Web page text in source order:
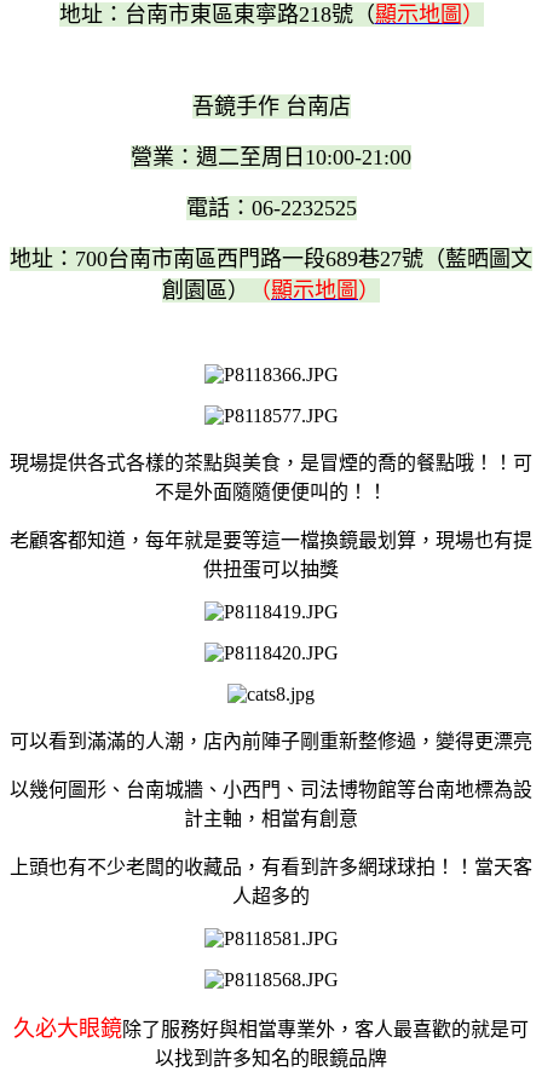
地址：台南市東區東寧路218號（顯示地圖 ）
吾鏡手作 台南店
營業：週二至周日10:00-21:00
電話：06-2232525
地址：700台南市南區西門路一段689巷27號（藍晒圖文
創園區）
（顯示地圖 ）
現場提供各式各樣的茶點與美食，是冒煙的喬的餐點哦！！可
不是外面隨隨便便叫的！！
老顧客都知道，每年就是要等這一檔換鏡最划算，現場也有提
供扭蛋可以抽獎
可以看到滿滿的人潮，店內前陣子剛重新整修過，變得更漂亮
以幾何圖形、台南城牆、小西門、司法博物館等台南地標為設
計主軸，相當有創意
上頭也有不少老闆的收藏品，有看到許多網球球拍！！當天客
人超多的
久必大眼鏡除了服務好與相當專業外，客人最喜歡的就是可
以找到許多知名的眼鏡品牌